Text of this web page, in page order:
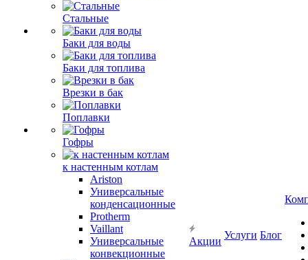
Стальные
Баки для воды
Баки для топлива
Врезки в бак
Поплавки
Гофры
к настенным котлам
Ariston
Универсальные
конденсационные
Protherm
Vaillant
Универсальные
конвекционные
Акции
Услуги Блог